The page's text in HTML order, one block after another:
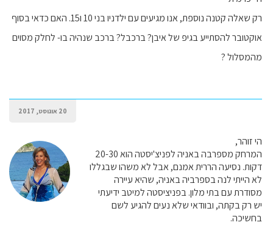
רק שאלה קטנה נוספת, אנו מגיעים עם ילדניו בני 10 ו15. האם כדאי בסוף
אוקטובר להסתייע בגיפ של איבן? ברכבל? ברכב שנהיה בו- לחלק מסוים
מהמסלול ?
20 אוגוסט, 2017
הי זוהר,
המרחק מספרבה באניה לפניצ'יסטה הוא 20-30
דקות. נסיעה הררית אמנם, אבל לא משהו שבגללו
לא הייתי לנה בספרביה באניה, שהיא עיירה
מסודרת עם בתי מלון. בפניציסטה למיטב ידיעתי
יש רק בקתה, ובוודאי שלא נעים להגיע לשם
בחשיכה.